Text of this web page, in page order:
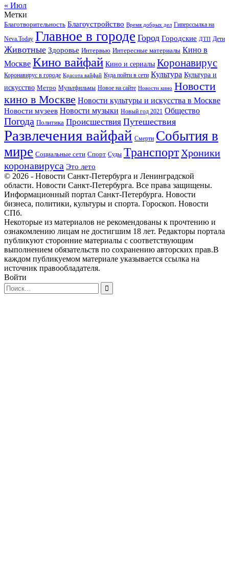
« Июл
Метки
Благотворительность Благоустройство Время добрых дел Гиперссылка на
Neva.Today Главное в городе Город Городские ДТП Дети
Животные Здоровье Интервью Интересные материалы Кино в
Москве Кино вайфай Кино и сериалы Коронавирус
Коронавирус в городе Красота вайфай Куда пойти в сети Культура Культура и
искусство Метро Мультфильмы Новое на сайте Новости кино Новости
кино в Москве Новости культуры и искусства в Москве
Новости музеев Новости музыки Новый год 2021 Общество
Погода Политика Происшествия Путешествия
Развлечения вайфай Смерти События в
мире Социальные сети Спорт Суды Транспорт Хроники
коронавируса Это лето
© 2026 - Новости Санкт-Петербурга и Ленинградской
области. Новости Санкт-Петербурга. Все права защищены.
Информационный портал Санкт-Петербурга. Новости
бизнеса, политики, культуры и спорта. Гороскоп. Новости
СПб.
Некоторые из материалов не рекомендованы к прочтению и
ознакомлению лицам не достигшим 18 лет. Редакторы портала
публикуют сторонние материалы с соответствующим
выполнением обязательств по сохранению авторских прав.В
каждом публикуемом материале указывается ссылка на
источник правообладателя.
Войти